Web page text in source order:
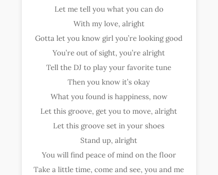
Let me tell you what you can do
With my love, alright
Gotta let you know girl you’re looking good
You’re out of sight, you’re alright
Tell the DJ to play your favorite tune
Then you know it’s okay
What you found is happiness, now
Let this groove, get you to move, alright
Let this groove set in your shoes
Stand up, alright
You will find peace of mind on the floor
Take a little time, come and see, you and me